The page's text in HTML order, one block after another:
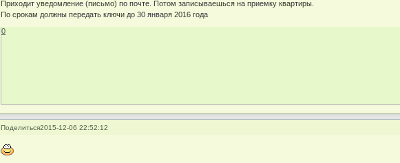
Приходит уведомление (письмо) по почте. Потом записываешься на приемку квартиры.
По срокам должны передать ключи до 30 января 2016 года
0
Поделиться2015-12-06 22:52:12